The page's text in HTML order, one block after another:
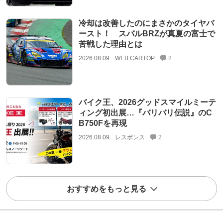
冷却は改善したのにまさかのタイヤバ
ースト！ スバルBRZが真夏の富士で
苦戦した理由とは
2026.08.09 WEB CARTOP 2
バイク王、2026グッドスマイルミーテ
ィング初出展…『バリバリ伝説』のC
B750Fを再現
2026.08.09 レスポンス 2
おすすめをもっと見る